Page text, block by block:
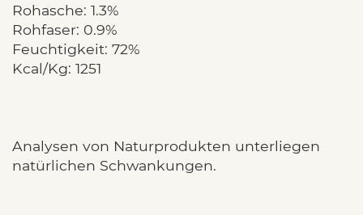
Rohasche: 1.3%
Rohfaser: 0.9%
Feuchtigkeit: 72%
Kcal/Kg: 1251
Analysen von Naturprodukten unterliegen
natürlichen Schwankungen.